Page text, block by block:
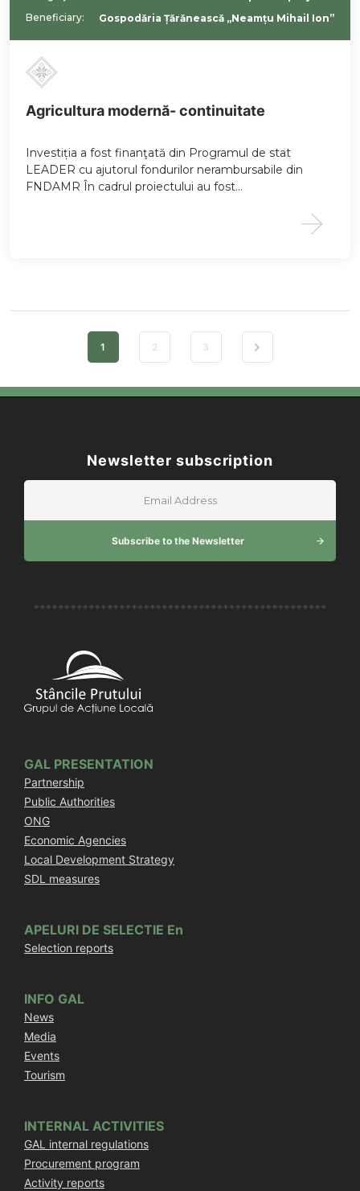
Beneficiary:
Gospodăria Țărănească „Neamțu Mihail Ion”
Agricultura modernă- continuitate
Investiția a fost finanţată din Programul de stat
LEADER cu ajutorul fondurilor nerambursabile din
FNDAMR În cadrul proiectului au fost…
1 2 3
Newsletter subscription
Subscribe to the Newsletter
GAL PRESENTATION
Partnership
Public Authorities
ONG
Economic Agencies
Local Development Strategy
SDL measures
APELURI DE SELECTIE En
Selection reports
INFO GAL
News
Media
Events
Tourism
INTERNAL ACTIVITIES
GAL internal regulations
Procurement program
Activity reports